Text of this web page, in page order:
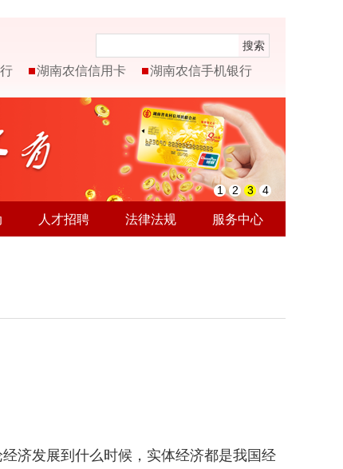
搜索
湖南农信信用卡 湖南农信手机银行
1 2 3 4
人才招聘 法律法规 服务中心
济发展到什么时候，实体经济都是我国经